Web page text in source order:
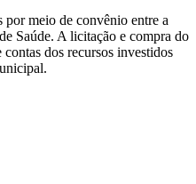
​​por meio de convênio entre a
Saúde. A licitação e compra do
dos recursos investidos